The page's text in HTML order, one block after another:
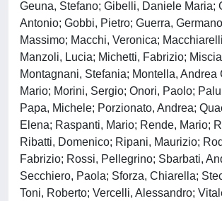
Geuna, Stefano; Gibelli, Daniele Maria;
Antonio; Gobbi, Pietro; Guerra,
Massimo; Macchi, Veronica;
Manzoli, Lucia; Michetti, Fabrizio;
Montagnani, Stefania; Montella, Andrea
Mario; Morini, Sergio; Onori, Paolo;
Papa, Michele; Porzionato, Andrea;
Elena; Raspanti, Mario; Rende, Mario;
Ribatti, Domenico; Ripani, Maurizio;
Fabrizio; Rossi, Pellegrino; Sbarbati,
Secchiero, Paola; Sforza, Chiarella;
Toni, Roberto; Vercelli, Alessandro;